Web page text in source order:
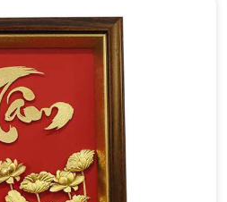
đây là một số đặc điểm và